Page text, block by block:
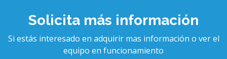
Solicita más información
Si estás interesado en adquirir mas información o ver el
equipo en funcionamiento